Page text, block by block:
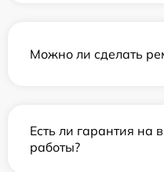
Можно ли сделать
Есть ли гарантия на
работы?